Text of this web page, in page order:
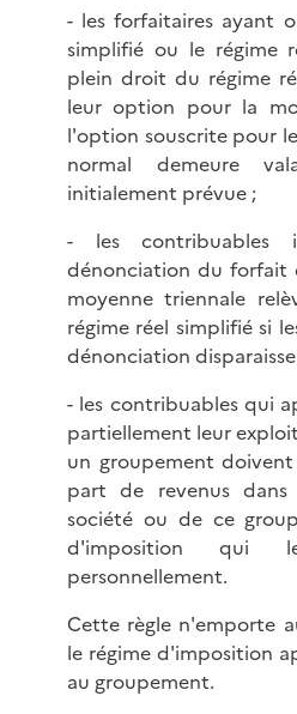
- les forfaitaires ayant
simplifié ou le régime
plein droit du régime
leur option pour la
l'option souscrite pour
normal demeure
initialement prévue ;
- les contribuables
dénonciation du
moyenne triennale
régime réel simplifié si
dénonciation
- les contribuables qui
partiellement leur
un groupement
part de revenus
société ou de ce
d'imposition qui
personnellement.
Cette règle n'emporte
le régime d'imposition
au groupement.